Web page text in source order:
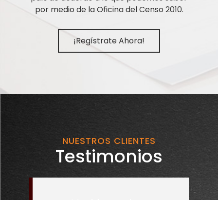
por medio de la Oficina del Censo 2010.
¡Regístrate Ahora!
NUESTROS CLIENTES
Testimonios